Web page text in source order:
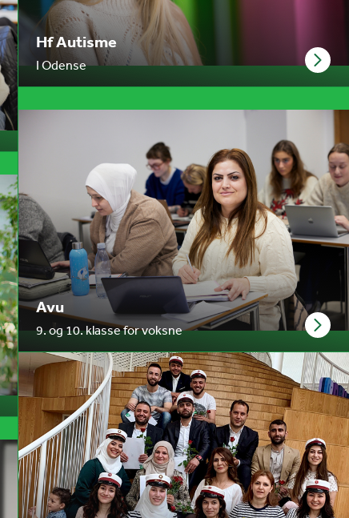
Hf Autisme
I Odense
Avu
9. og 10. klasse for voksne